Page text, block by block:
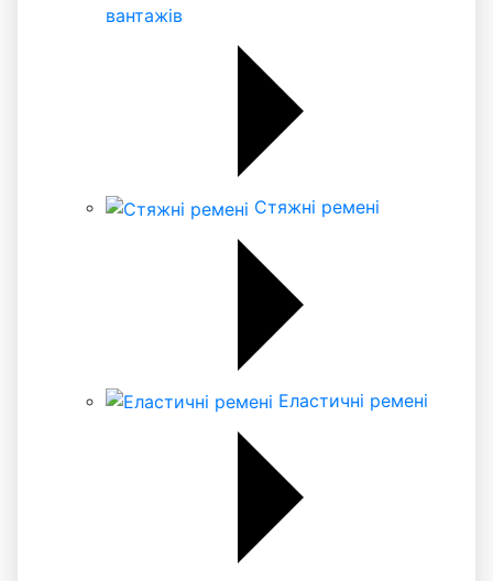
вантажів
Стяжні ремені
Еластичні ремені